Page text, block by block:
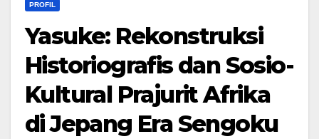
PROFIL
Yasuke: Rekonstruksi
Historiografis dan Sosio-
Kultural Prajurit Afrika
di Jepang Era Sengoku